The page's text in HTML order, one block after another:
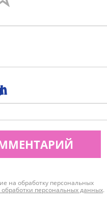
на обработку персональных
обработки персональных данных.